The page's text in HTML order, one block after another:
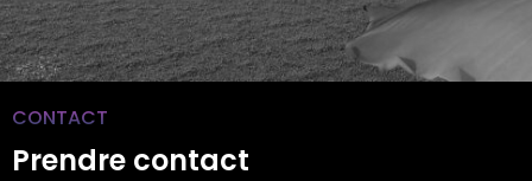
CONTACT
Prendre contact